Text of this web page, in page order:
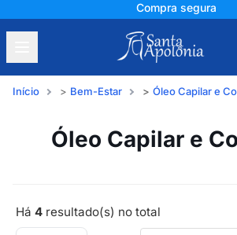
Compra segura
Início Bem-Estar Óleo Capilar e
Óleo Capilar e
Há 4 resultado(s) no total